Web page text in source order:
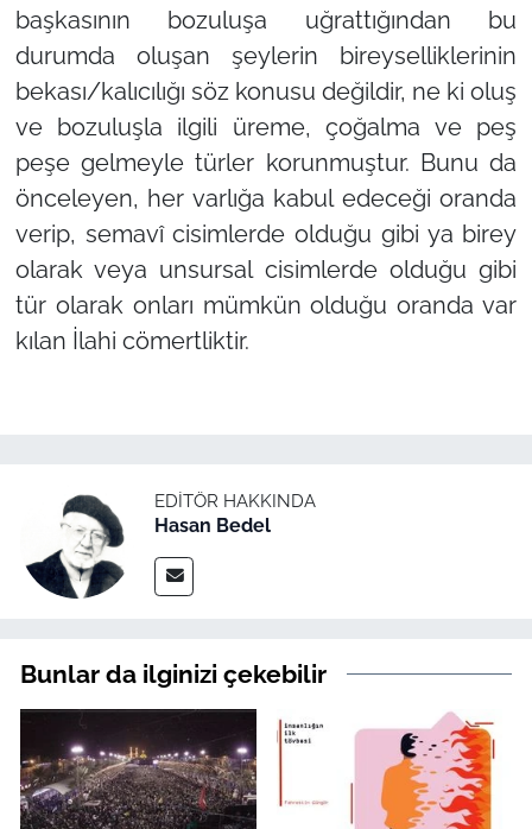
başkasının bozuluşa uğrattığından bu
durumda oluşan şeylerin bireyselliklerinin
bekası/kalıcılığı söz konusu değildir, ne ki oluş
ve bozuluşla ilgili üreme, çoğalma ve peş
peşe gelmeyle türler korunmuştur. Bunu da
önceleyen, her varlığa kabul edeceği oranda
verip, semavî cisimlerde olduğu gibi ya birey
olarak veya unsursal cisimlerde olduğu gibi
tür olarak onları mümkün olduğu oranda var
kılan İlahi cömertliktir.
EDITÖR HAKKINDA
Hasan Bedel
Bunlar da ilginizi çekebilir